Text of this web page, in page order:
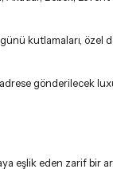
kutlamaları, özel
gönderilecek
eşlik eden zarif bir